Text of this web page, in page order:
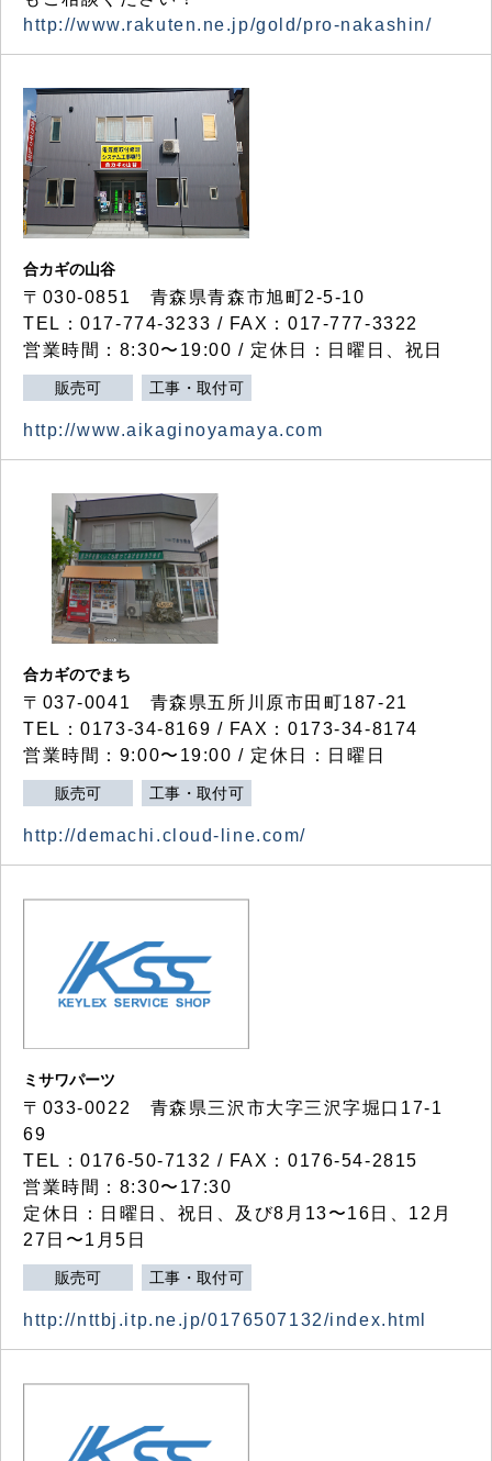
http://www.rakuten.ne.jp/gold/pro-nakashin/
合カギの山谷
〒030-0851 青森県青森市旭町2-5-10
TEL：017-774-3233 / FAX：017-777-3322
営業時間：8:30〜19:00 / 定休日：日曜日、祝日
販売可 工事・取付可
http://www.aikaginoyamaya.com
合カギのでまち
〒037-0041 青森県五所川原市田町187-21
TEL：0173-34-8169 / FAX：0173-34-8174
営業時間：9:00〜19:00 / 定休日：日曜日
販売可 工事・取付可
http://demachi.cloud-line.com/
ミサワパーツ
〒033-0022 青森県三沢市大字三沢字堀口17-1
69
TEL：0176-50-7132 / FAX：0176-54-2815
営業時間：8:30〜17:30
定休日：日曜日、祝日、及び8月13〜16日、12月
27日〜1月5日
販売可 工事・取付可
http://nttbj.itp.ne.jp/0176507132/index.html